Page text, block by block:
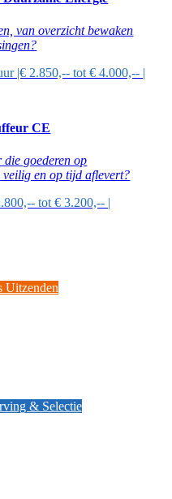
van overzicht bewaken
|€ 2.850,-- tot € 4.000,-- |
CE
goederen op
veilig en op tijd aflevert?
tot € 3.200,-- |
Uitzenden
& Selectie